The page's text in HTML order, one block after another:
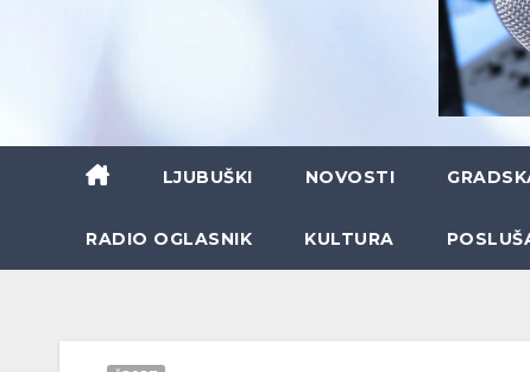
LJUBUŠKI NOVOSTI
RADIO OGLASNIK KULTURA